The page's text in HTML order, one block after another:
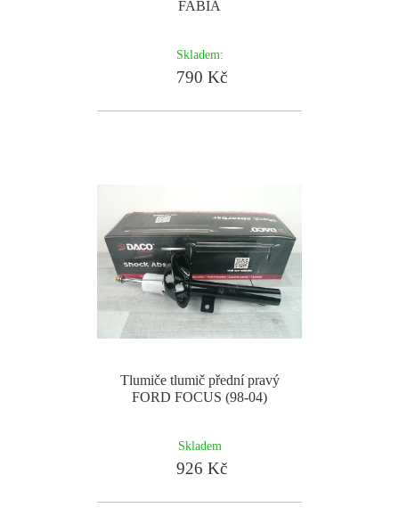
FABIA
Skladem:
790 Kč
Tlumiče tlumič přední pravý
FORD FOCUS (98-04)
Skladem
926 Kč